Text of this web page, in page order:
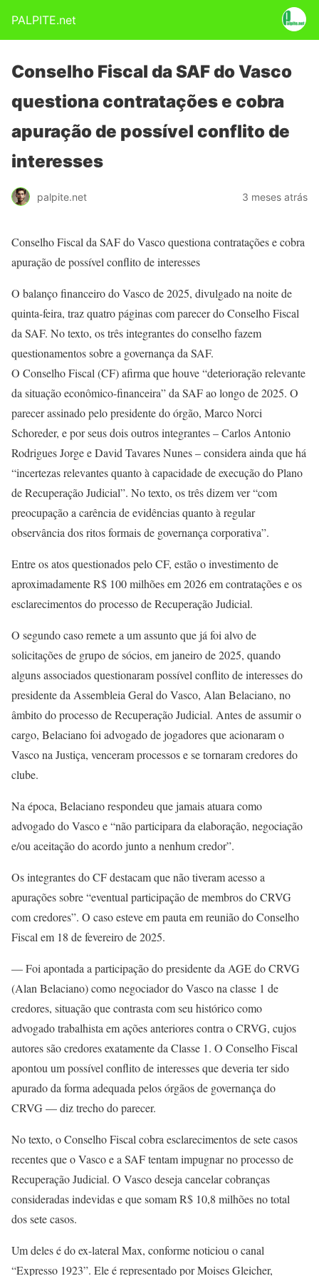
PALPITE.net
Conselho Fiscal da SAF do Vasco
questiona contratações e cobra
apuração de possível conflito de
interesses
palpite.net 3 meses atrás
Conselho Fiscal da SAF do Vasco questiona contratações e cobra
apuração de possível conflito de interesses
O balanço financeiro do Vasco de 2025, divulgado na noite de
quinta-feira, traz quatro páginas com parecer do Conselho Fiscal
da SAF. No texto, os três integrantes do conselho fazem
questionamentos sobre a governança da SAF.
O Conselho Fiscal (CF) afirma que houve “deterioração relevante
da situação econômico-financeira” da SAF ao longo de 2025. O
parecer assinado pelo presidente do órgão, Marco Norci
Schoreder, e por seus dois outros integrantes – Carlos Antonio
Rodrigues Jorge e David Tavares Nunes – considera ainda que há
“incertezas relevantes quanto à capacidade de execução do Plano
de Recuperação Judicial”. No texto, os três dizem ver “com
preocupação a carência de evidências quanto à regular
observância dos ritos formais de governança corporativa”.
Entre os atos questionados pelo CF, estão o investimento de
aproximadamente R$ 100 milhões em 2026 em contratações e os
esclarecimentos do processo de Recuperação Judicial.
O segundo caso remete a um assunto que já foi alvo de
solicitações de grupo de sócios, em janeiro de 2025, quando
alguns associados questionaram possível conflito de interesses do
presidente da Assembleia Geral do Vasco, Alan Belaciano, no
âmbito do processo de Recuperação Judicial. Antes de assumir o
cargo, Belaciano foi advogado de jogadores que acionaram o
Vasco na Justiça, venceram processos e se tornaram credores do
clube.
Na época, Belaciano respondeu que jamais atuara como
advogado do Vasco e “não participara da elaboração, negociação
e/ou aceitação do acordo junto a nenhum credor”.
Os integrantes do CF destacam que não tiveram acesso a
apurações sobre “eventual participação de membros do CRVG
com credores”. O caso esteve em pauta em reunião do Conselho
Fiscal em 18 de fevereiro de 2025.
— Foi apontada a participação do presidente da AGE do CRVG
(Alan Belaciano) como negociador do Vasco na classe 1 de
credores, situação que contrasta com seu histórico como
advogado trabalhista em ações anteriores contra o CRVG, cujos
autores são credores exatamente da Classe 1. O Conselho Fiscal
apontou um possível conflito de interesses que deveria ter sido
apurado da forma adequada pelos órgãos de governança do
CRVG — diz trecho do parecer.
No texto, o Conselho Fiscal cobra esclarecimentos de sete casos
recentes que o Vasco e a SAF tentam impugnar no processo de
Recuperação Judicial. O Vasco deseja cancelar cobranças
consideradas indevidas e que somam R$ 10,8 milhões no total
dos sete casos.
Um deles é do ex-lateral Max, conforme noticiou o canal
“Expresso 1923”. Ele é representado por Moises Gleicher,